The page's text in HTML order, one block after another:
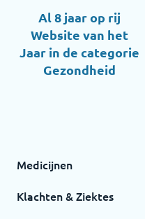
Al 8 jaar op rij
Website van het
Jaar in de categorie
Gezondheid
Medicijnen
Klachten & Ziektes